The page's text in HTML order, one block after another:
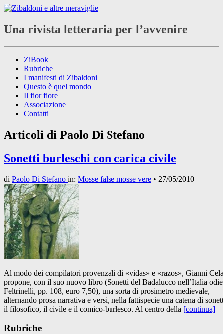
Una rivista letteraria per l’avvenire
ZiBook
Rubriche
I manifesti di Zibaldoni
Questo è quel mondo
Il fior fiore
Associazione
Contatti
Articoli di Paolo Di Stefano
Sonetti burleschi con carica civile
di Paolo Di Stefano in: Mosse false mosse vere • 27/05/2010
Al modo dei compilatori provenzali di «vidas» e «razos», Gianni
propone, con il suo nuovo libro (Sonetti del Badalucco nell’Italia
Feltrinelli, pp. 108, euro 7,50), una sorta di prosimetro medievale,
alternando prosa narrativa e versi, nella fattispecie una catena di
il filosofico, il civile e il comico-burlesco. Al centro della [continua]
Rubriche